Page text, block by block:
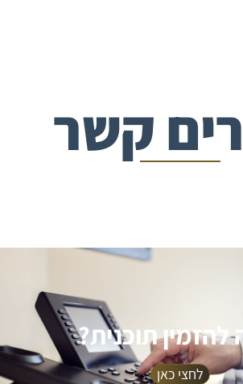
קשר
להזמין תוכנית?
לחצי כאן